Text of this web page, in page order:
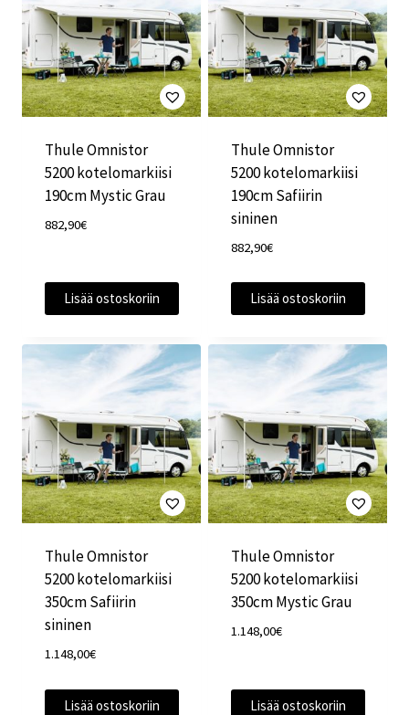
Thule Omnistor
5200 kotelomarkiisi
190cm Mystic Grau
882,90€
Lisää ostoskoriin
Thule Omnistor
5200 kotelomarkiisi
190cm Safiirin
sininen
882,90€
Lisää ostoskoriin
Thule Omnistor
5200 kotelomarkiisi
350cm Safiirin
sininen
1.148,00€
Lisää ostoskoriin
Thule Omnistor
5200 kotelomarkiisi
350cm Mystic Grau
1.148,00€
Lisää ostoskoriin